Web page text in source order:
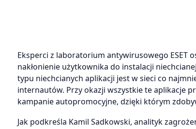
Eksperci z laboratorium antywirusowego ESET
nakłonienie użytkownika do instalacji
typu niechcianych aplikacji jest w sieci co
internautów. Przy okazji wszystkie te aplikacje
kampanie autopromocyjne, dzięki którym
Jak podkreśla Kamil Sadkowski, analityk